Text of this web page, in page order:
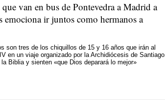
que van en bus de Pontevedra a Madrid a
emociona ir juntos como hermanos a
son tres de los chiquillos de 15 y 16 años que irán al
en un viaje organizado por la Archidiócesis de Santiago.
Biblia y sienten «que Dios deparará lo mejor»